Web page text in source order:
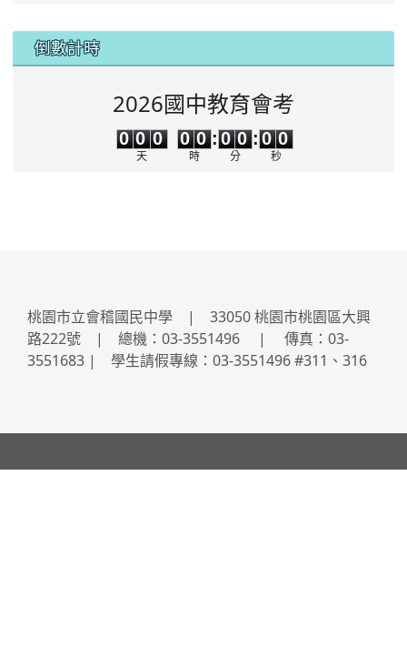
::: 倒數計時
2026國中教育會考
0 0 0
天
0
0
0
0
時
:
0
0
0
0
分
:
0
0
0
0
秒
桃園市立會稽國民中學 | 33050 桃園市桃園區大興
路222號 | 總機：03-3551496 | 傳真：03-
3551683 | 學生請假專線：03-3551496 #311、316